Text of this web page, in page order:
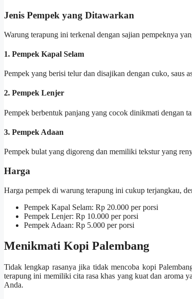
Jenis Pempek yang Ditawarkan
Warung terapung ini terkenal dengan sajian pempeknya
1. Pempek Kapal Selam
Pempek yang berisi telur dan disajikan dengan cuko, saus
2. Pempek Lenjer
Pempek berbentuk panjang yang cocok dinikmati dengan
3. Pempek Adaan
Pempek bulat yang digoreng dan memiliki tekstur yang
Harga
Harga pempek di warung terapung ini cukup terjangkau,
Pempek Kapal Selam: Rp 20.000 per porsi
Pempek Lenjer: Rp 10.000 per porsi
Pempek Adaan: Rp 5.000 per porsi
Menikmati Kopi Palembang
Tidak lengkap rasanya jika tidak mencoba kopi
terapung ini memiliki cita rasa khas yang kuat dan aroma
Anda.